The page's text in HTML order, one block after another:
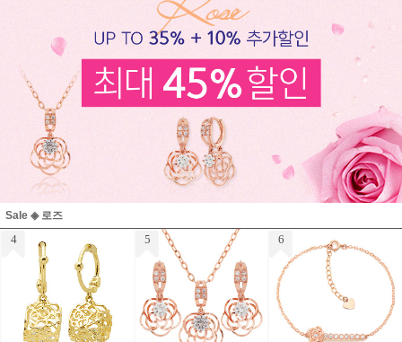
Sale ◈ 로즈
7 8 9